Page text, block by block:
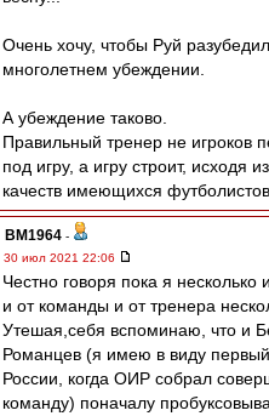
Очень хочу, чтобы Руй
многолетнем убеждении.
А убеждение таково.
Правильный тренер не игроков
под игру, а игру строит, исходя
качеств имеющихся футболистов.
BM1964 -
30 июл 2021 22:06
Честно говоря пока я
и от команды и от тренера
Утешая,себя вспоминаю, что и
Романцев (я имею в виду
России, когда ОИР собрал
команду) поначалу